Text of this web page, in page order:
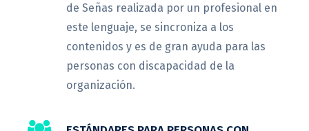
de Señas realizada por un profesional en
este lenguaje, se sincroniza a los
contenidos y es de gran ayuda para las
personas con discapacidad de la
organización.